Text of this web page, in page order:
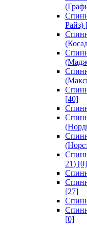
Райз)
[40]
21) [0]
[27]
[0]